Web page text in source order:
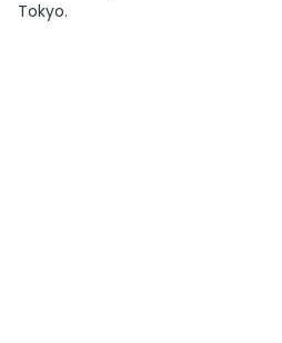
Tokyo.